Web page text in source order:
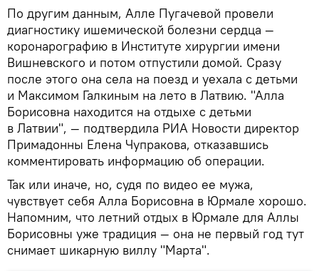
По другим данным, Алле Пугачевой провели
диагностику ишемической болезни сердца —
коронарографию в Институте хирургии имени
Вишневского и потом отпустили домой. Сразу
после этого она села на поезд и уехала с детьми
и Максимом Галкиным на лето в Латвию. "Алла
Борисовна находится на отдыхе с детьми
в Латвии", — подтвердила РИА Новости директор
Примадонны Елена Чупракова, отказавшись
комментировать информацию об операции.
Так или иначе, но, судя по видео ее мужа,
чувствует себя Алла Борисовна в Юрмале хорошо.
Напомним, что летний отдых в Юрмале для Аллы
Борисовны уже традиция — она не первый год тут
снимает шикарную виллу "Марта".